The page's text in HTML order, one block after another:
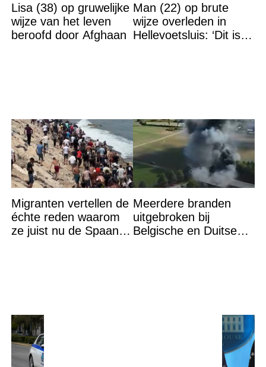
Lisa (38) op gruwelijke
wijze van het leven
beroofd door Afghaan
Man (22) op brute
wijze overleden in
Hellevoetsluis: ‘Dit is
Migranten vertellen de
échte reden waarom
ze juist nu de Spaanse
Meerdere branden
uitgebroken bij
Belgische en Duitse